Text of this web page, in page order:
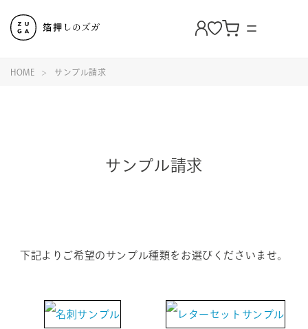
HOME サンプル請求
サンプル請求
下記よりご希望のサンプル種類をお選びくださいませ。